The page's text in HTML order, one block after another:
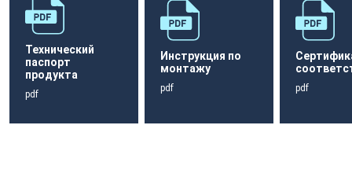
Технический
паспорт
продукта
pdf
Инструкция по
монтажу
pdf pdf